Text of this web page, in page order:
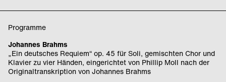
Programme
Johannes Brahms
„Ein deutsches Requiem“ op. 45 für Soli, gemischten Chor und
Klavier zu vier Händen, eingerichtet von Phillip Moll nach der
Originaltranskription von Johannes Brahms